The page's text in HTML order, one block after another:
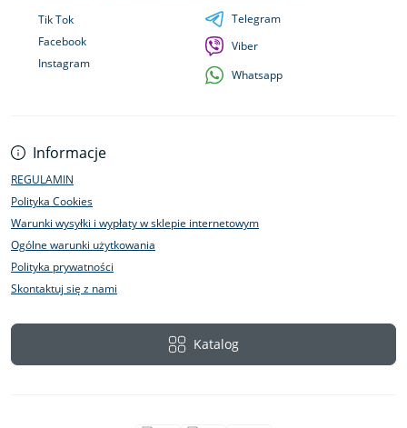
Informacje
REGULAMIN
Polityka Cookies
Warunki wysyłki i wypłaty w sklepie internetowym
Ogólne warunki użytkowania
Polityka prywatności
Skontaktuj się z nami
Katalog
Tik Tok
Facebook
Instagram
Telegram
Viber
Whatsapp